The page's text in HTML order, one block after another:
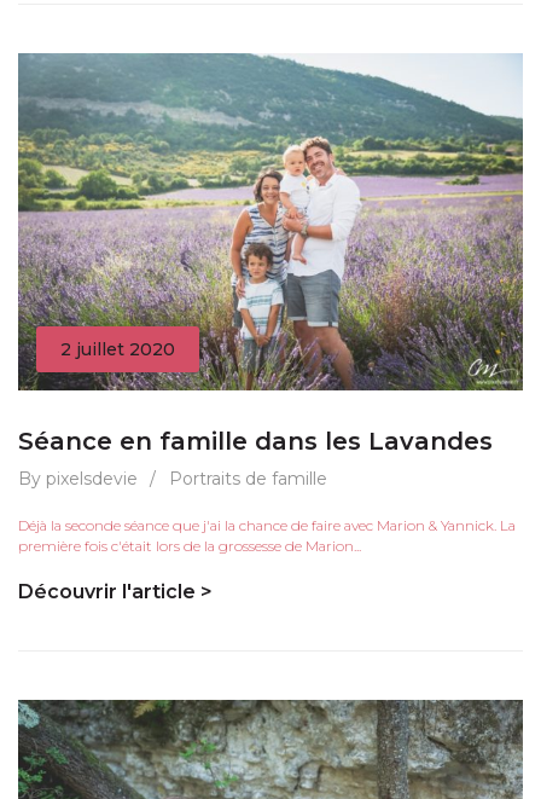
2 juillet 2020
Séance en famille dans les Lavandes
By pixelsdevie / Portraits de famille
Déjà la seconde séance que j'ai la chance de faire avec Marion & Yannick. La
première fois c'était lors de la grossesse de Marion...
Découvrir l'article >